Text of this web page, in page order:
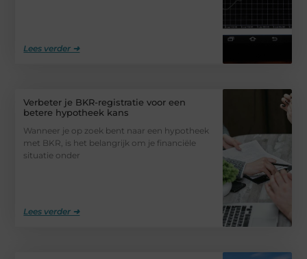
Lees verder ➜
Verbeter je BKR-registratie voor een
betere hypotheek kans
Wanneer je op zoek bent naar een hypotheek
met BKR, is het belangrijk om je financiële
situatie onder
Lees verder ➜